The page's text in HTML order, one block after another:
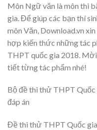
Môn Ngữ văn là môn thi
gia. Để giúp các bạn thí
môn Văn, Download.vn
hợp kiến thức những tác
THPT quốc gia 2018.
tiết từng tác phẩm nhé!
Bộ đề thi thử THPT Quốc
đáp án
Đề thi thử THPT Quốc